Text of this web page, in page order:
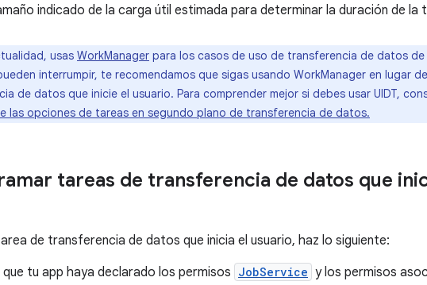
indicado de la carga útil estimada para determinar la duración de la
usas WorkManager para los casos de uso de transferencia de datos
interrumpir, te recomendamos que sigas usando WorkManager en lugar
de datos que inicie el usuario. Para comprender mejor si debes usar UIDT,
las opciones de tareas en segundo plano de transferencia de datos.
tareas de transferencia de datos que
de transferencia de datos que inicia el usuario, haz lo siguiente:
tu app haya declarado los permisos JobService y los permisos